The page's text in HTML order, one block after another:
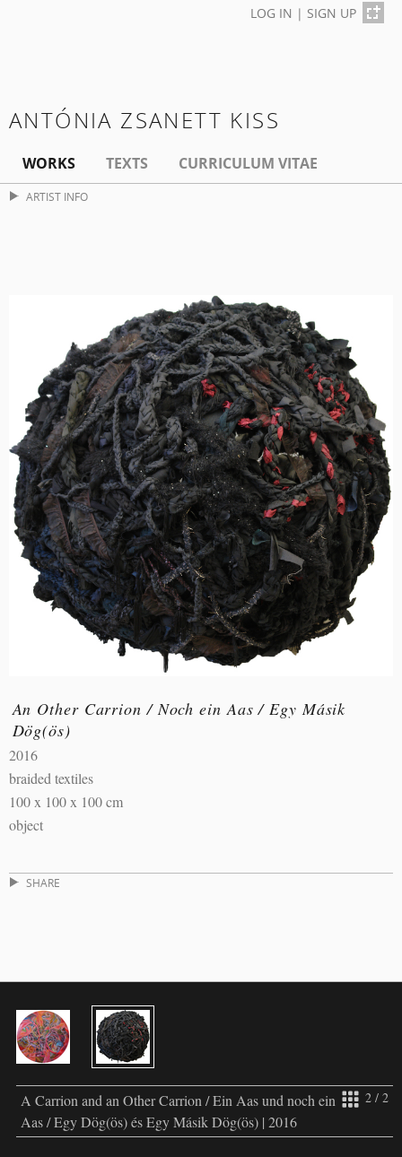
LOG IN | SIGN UP
ANTÓNIA ZSANETT KISS
WORKS TEXTS CURRICULUM VITAE
ARTIST INFO
An Other Carrion / Noch ein Aas / Egy Másik
Dög(ös)
2016
braided textiles
100 x 100 x 100 cm
object
SHARE
2 / 2
A Carrion and an Other Carrion / Ein Aas und noch ein
Aas / Egy Dög(ös) és Egy Másik Dög(ös) | 2016